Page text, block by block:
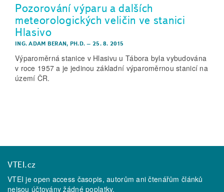
Pozorování výparu a dalších
meteorologických veličin ve stanici
Hlasivo
ING. ADAM BERAN, PH.D. –25. 8. 2015
Výparoměrná stanice v Hlasivu u Tábora byla vybudována
v roce 1957 a je jedinou základní výparoměrnou stanicí na
území ČR.
VTEI.cz
VTEI je open access časopis, autorům ani čtenářům článků
nejsou účtovány žádné poplatky.